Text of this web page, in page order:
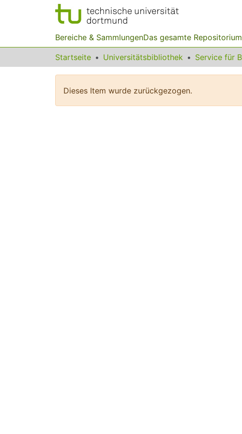
Bereiche & SammlungenDas gesamte Repositorium
Startseite Universitätsbibliothek
Dieses Item wurde zurückgezogen.